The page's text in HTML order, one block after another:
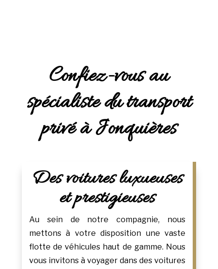
Confiez-vous au
spécialiste du transport
privé à Jonquières
Des voitures luxueuses
et prestigieuses
Au sein de notre compagnie, nous
mettons à votre disposition une vaste
flotte de véhicules haut de gamme. Nous
vous invitons à voyager dans des voitures